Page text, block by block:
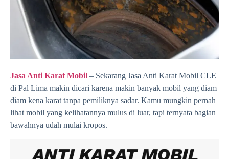
Jasa Anti Karat Mobil – Sekarang Jasa Anti Karat Mobil CLE
di Pal Lima makin dicari karena makin banyak mobil yang diam
diam kena karat tanpa pemiliknya sadar. Kamu mungkin pernah
lihat mobil yang kelihatannya mulus di luar, tapi ternyata bagian
bawahnya udah mulai kropos.